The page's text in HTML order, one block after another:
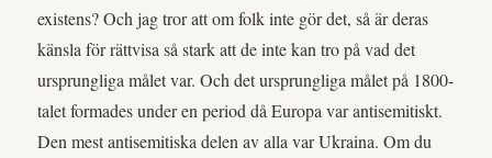
existens? Och jag tror att om folk inte gör det, så är deras
känsla för rättvisa så stark att de inte kan tro på vad det
ursprungliga målet var. Och det ursprungliga målet på 1800-
talet formades under en period då Europa var antisemitiskt.
Den mest antisemitiska delen av alla var Ukraina. Om du